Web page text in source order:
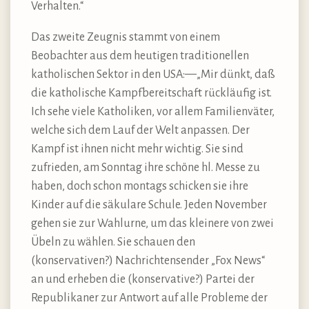
Verhalten.“
Das zweite Zeugnis stammt von einem
Beobachter aus dem heutigen traditionellen
katholischen Sektor in den USA:—„Mir dünkt, daß
die katholische Kampfbereitschaft rückläufig ist.
Ich sehe viele Katholiken, vor allem Familienväter,
welche sich dem Lauf der Welt anpassen. Der
Kampf ist ihnen nicht mehr wichtig. Sie sind
zufrieden, am Sonntag ihre schöne hl. Messe zu
haben, doch schon montags schicken sie ihre
Kinder auf die säkulare Schule. Jeden November
gehen sie zur Wahlurne, um das kleinere von zwei
Übeln zu wählen. Sie schauen den
(konservativen?) Nachrichtensender „Fox News“
an und erheben die (konservative?) Partei der
Republikaner zur Antwort auf alle Probleme der